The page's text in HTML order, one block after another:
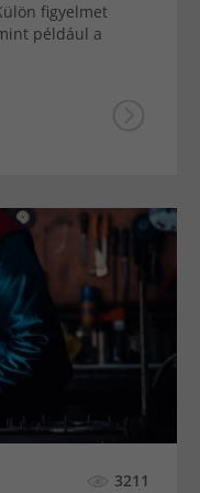
figyelmet
például a
3211